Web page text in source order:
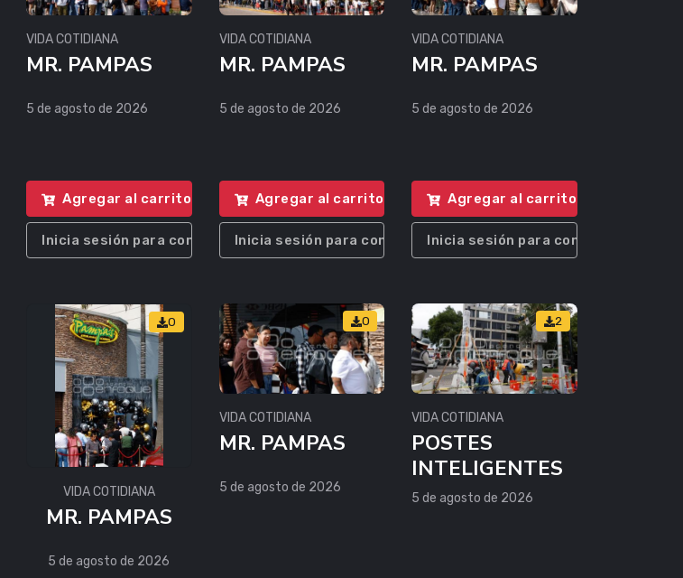
VIDA COTIDIANA
MR. PAMPAS
5 de agosto de 2026
Agregar al carrito
Inicia sesión para comprar
VIDA COTIDIANA
MR. PAMPAS
5 de agosto de 2026
Agregar al carrito
Inicia sesión para comprar
VIDA COTIDIANA
MR. PAMPAS
5 de agosto de 2026
Agregar al carrito
Inicia sesión para comprar
0
VIDA COTIDIANA
MR. PAMPAS
5 de agosto de 2026
0
VIDA COTIDIANA
MR. PAMPAS
5 de agosto de 2026
2
VIDA COTIDIANA
POSTES
INTELIGENTES
5 de agosto de 2026